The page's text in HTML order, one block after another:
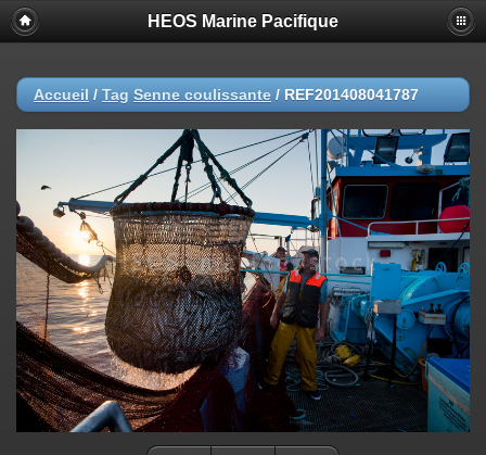
HEOS Marine Pacifique
Accueil / Tag Senne coulissante / REF201408041787